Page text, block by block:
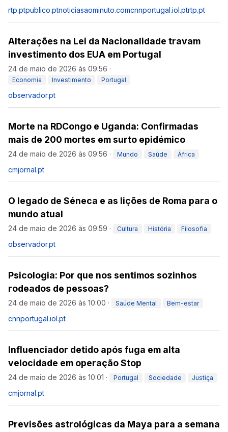
rtp.ptpublico.ptnoticiasaominuto.comcnnportugal.iol.ptrtp.pt
Alterações na Lei da Nacionalidade travam
investimento dos EUA em Portugal
24 de maio de 2026 às 09:56 ·
Economia Investimento Portugal
observador.pt
Morte na RDCongo e Uganda: Confirmadas
mais de 200 mortes em surto epidémico
24 de maio de 2026 às 09:56 · Mundo Saúde África
cmjornal.pt
O legado de Séneca e as lições de Roma para o
mundo atual
24 de maio de 2026 às 09:59 · Cultura História Filosofia
observador.pt
Psicologia: Por que nos sentimos sozinhos
rodeados de pessoas?
24 de maio de 2026 às 10:00 · Saúde Mental Bem-estar
cnnportugal.iol.pt
Influenciador detido após fuga em alta
velocidade em operação Stop
24 de maio de 2026 às 10:01 · Portugal Sociedade Justiça
cmjornal.pt
Previsões astrológicas da Maya para a semana